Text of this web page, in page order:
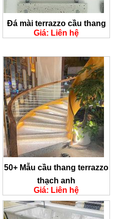
Đá mài terrazzo cầu thang
Giá: Liên hệ
50+ Mẫu cầu thang terrazzo
thạch anh
Giá: Liên hệ